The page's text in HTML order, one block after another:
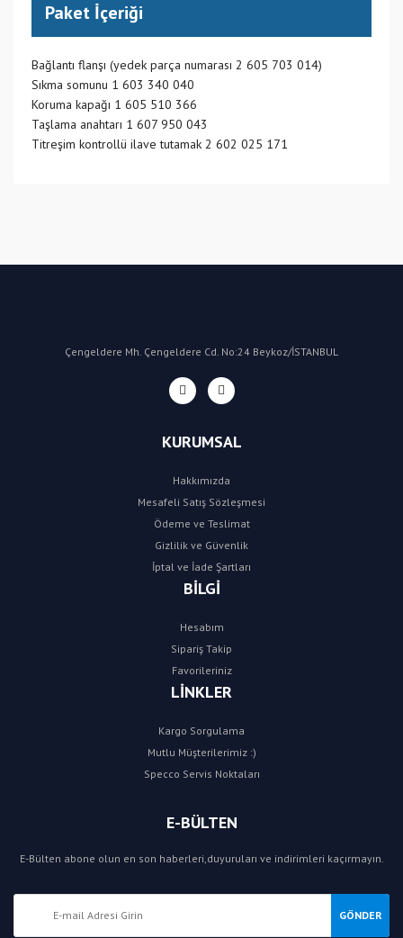
Paket İçeriği
Bağlantı flanşı (yedek parça numarası 2 605 703 014)
Sıkma somunu 1 603 340 040
Koruma kapağı 1 605 510 366
Taşlama anahtarı 1 607 950 043
Titreşim kontrollü ilave tutamak 2 602 025 171
Çengeldere Mh. Çengeldere Cd. No:24 Beykoz/İSTANBUL
KURUMSAL
Hakkımızda
Mesafeli Satış Sözleşmesi
Ödeme ve Teslimat
Gizlilik ve Güvenlik
İptal ve İade Şartları
BİLGİ
Hesabım
Sipariş Takip
Favorileriniz
LİNKLER
Kargo Sorgulama
Mutlu Müşterilerimiz :)
Specco Servis Noktaları
E-BÜLTEN
E-Bülten abone olun en son haberleri,duyuruları ve indirimleri kaçırmayın.
GÖNDER